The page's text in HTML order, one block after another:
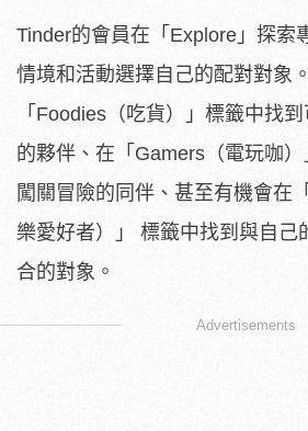
Tinder的會員在「Explore」探索
情境和活動選擇自己的配對對象
「Foodies（吃貨）」標籤中找
的夥伴、在「Gamers（電玩咖
闖關冒險的同伴、甚至有機會在
樂愛好者）」 標籤中找到與自己
合的對象。
Advertisements